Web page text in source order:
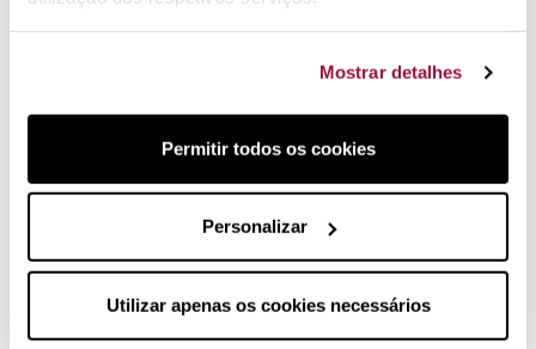
Mostrar detalhes
Permitir todos os cookies
Personalizar
Utilizar apenas os cookies necessários
a região em que se você encontra.
Máxima
de
in conjunction with
the payment window
necessary for
making secure